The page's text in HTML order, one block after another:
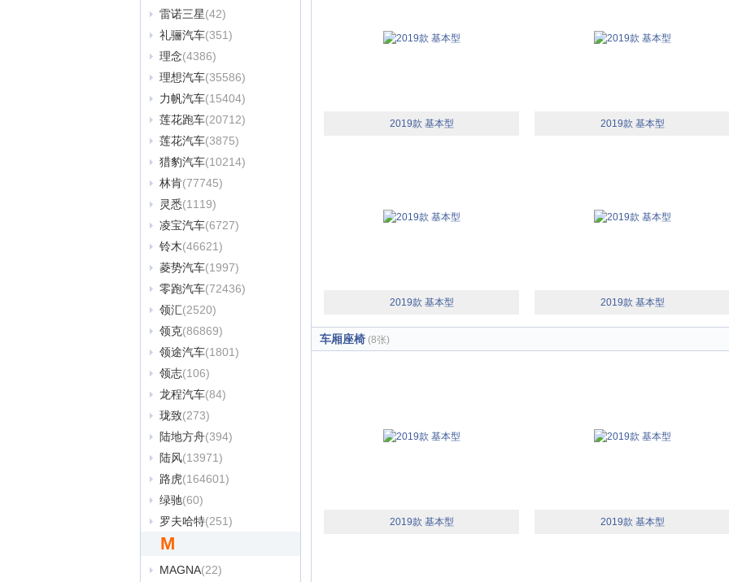
雷诺三星(42)
礼骊汽车(351)
理念(4386)
理想汽车(35586)
力帆汽车(15404)
莲花跑车(20712)
莲花汽车(3875)
猎豹汽车(10214)
林肯(77745)
灵悉(1119)
凌宝汽车(6727)
铃木(46621)
菱势汽车(1997)
零跑汽车(72436)
领汇(2520)
领克(86869)
领途汽车(1801)
领志(106)
龙程汽车(84)
珑致(273)
陆地方舟(394)
陆风(13971)
路虎(164601)
绿驰(60)
罗夫哈特(251)
M
MAGNA(22)
2019款 基本型 2019款 基本型
2019款 基本型 2019款 基本型
车厢座椅 (8张)
2019款 基本型 2019款 基本型